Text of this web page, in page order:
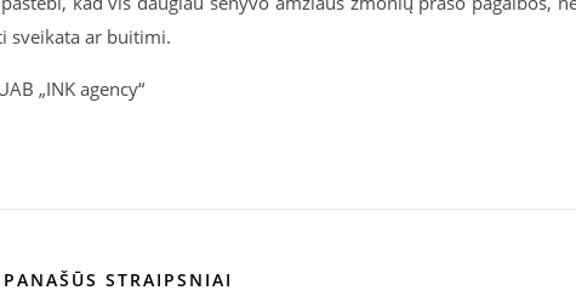
sveikata ar buitimi.
„INK agency“
PANAŠŪS STRAIPSNIAI